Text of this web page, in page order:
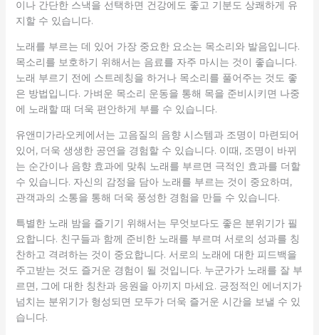
이나 간단한 스낵을 선택하면 건강에도 좋고 기분도 상쾌하게 유
지할 수 있습니다.
노래를 부르는 데 있어 가장 중요한 요소는 목소리와 발음입니다.
목소리를 보호하기 위해서는 음료를 자주 마시는 것이 좋습니다.
노래 부르기 전에 스트레칭을 하거나 목소리를 풀어주는 것도 좋
은 방법입니다. 가벼운 목소리 운동을 통해 목을 준비시키면 나중
에 노래할 때 더욱 편안하게 부를 수 있습니다.
유앤미가라오케에서는 고음질의 음향 시스템과 조명이 마련되어
있어, 더욱 생생한 공연을 경험할 수 있습니다. 이때, 조명이 바뀌
는 순간이나 음향 효과에 맞춰 노래를 부르면 극적인 효과를 더할
수 있습니다. 자신의 감정을 담아 노래를 부르는 것이 중요하며,
관객과의 소통을 통해 더욱 풍성한 경험을 만들 수 있습니다.
특별한 노래 밤을 즐기기 위해서는 무엇보다도 좋은 분위기가 필
요합니다. 친구들과 함께 준비한 노래를 부르며 서로의 성과를 칭
찬하고 격려하는 것이 중요합니다. 서로의 노래에 대한 피드백을
주고받는 것도 즐거운 경험이 될 것입니다. 누군가가 노래를 잘 부
르면, 그에 대한 칭찬과 응원을 아끼지 마세요. 긍정적인 에너지가
넘치는 분위기가 형성되면 모두가 더욱 즐거운 시간을 보낼 수 있
습니다.